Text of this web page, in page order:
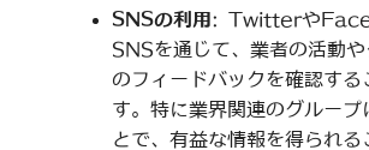
SNSの利用 : Twitterや
SNSを通じて、業者の活動や
のフィードバックを確認する
す。特に業界関連のグループ
とで、有益な情報を得られる